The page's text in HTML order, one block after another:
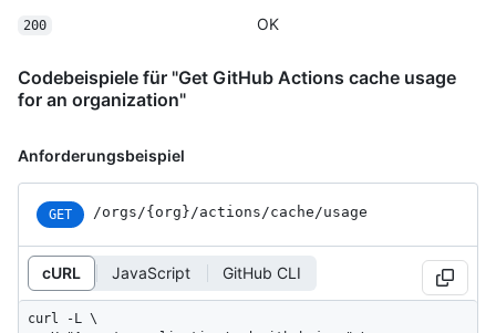
200 OK
Codebeispiele für "Get GitHub Actions cache usage
for an organization"
Anforderungsbeispiel
GET /orgs /{org} /actions /cache /usage
cURL JavaScript GitHub CLI
curl -L \